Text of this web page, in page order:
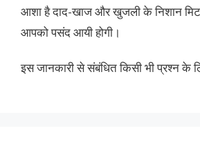
आशा है दाद-खाज और खुजली के निशान
आपको पसंद आयी होगी।
इस जानकारी से संबंधित किसी भी प्रश्न के